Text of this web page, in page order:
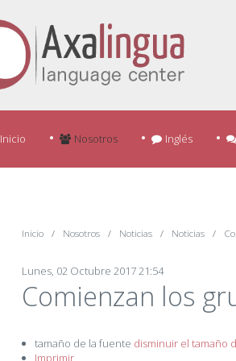
Inicio Nosotros Inglés
Inicio Nosotros Noticias Noticias
Lunes, 02 Octubre 2017 21:54
Comienzan los
tamaño de la fuente disminuir el tamaño
Imprimir